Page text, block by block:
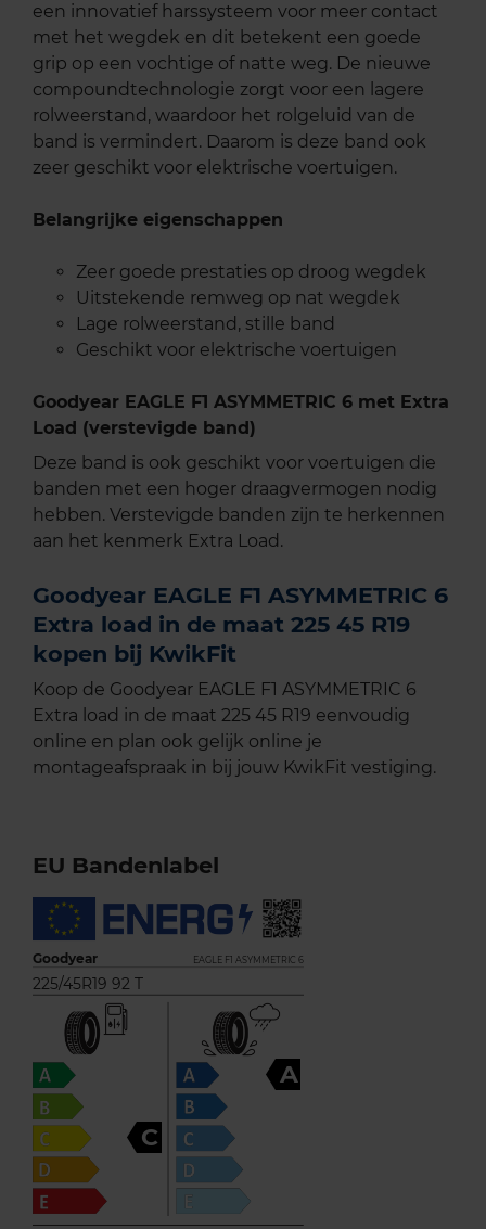
een innovatief harssysteem voor meer contact
met het wegdek en dit betekent een goede
grip op een vochtige of natte weg. De nieuwe
compoundtechnologie zorgt voor een lagere
rolweerstand, waardoor het rolgeluid van de
band is vermindert. Daarom is deze band ook
zeer geschikt voor elektrische voertuigen.
Belangrijke eigenschappen
Zeer goede prestaties op droog wegdek
Uitstekende remweg op nat wegdek
Lage rolweerstand, stille band
Geschikt voor elektrische voertuigen
Goodyear EAGLE F1 ASYMMETRIC 6 met Extra
Load (verstevigde band)
Deze band is ook geschikt voor voertuigen die
banden met een hoger draagvermogen nodig
hebben. Verstevigde banden zijn te herkennen
aan het kenmerk Extra Load.
Goodyear EAGLE F1 ASYMMETRIC 6
Extra load in de maat 225 45 R19
kopen bij KwikFit
Koop de Goodyear EAGLE F1 ASYMMETRIC 6
Extra load in de maat 225 45 R19 eenvoudig
online en plan ook gelijk online je
montageafspraak in bij jouw KwikFit vestiging.
EU Bandenlabel
Goodyear EAGLE F1 ASYMMETRIC 6
225/45R19 92 T
C
A